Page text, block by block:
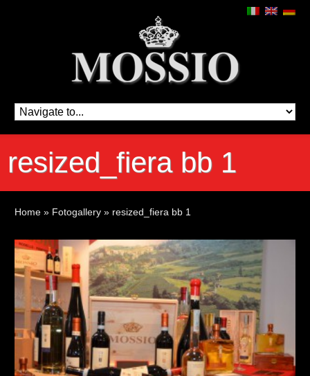
resized_fiera bb 1
Home » Fotogallery » resized_fiera bb 1